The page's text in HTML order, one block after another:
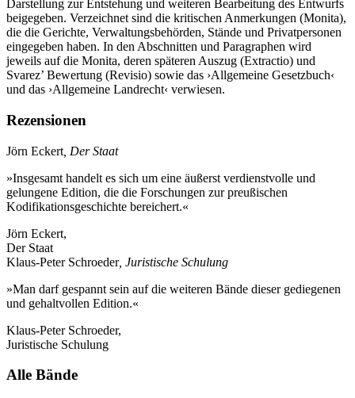
Darstellung zur Entstehung und weiteren Bearbeitung des Entwurfs
beigegeben. Verzeichnet sind die kritischen Anmerkungen (Monita),
die die Gerichte, Verwaltungsbehörden, Stände und Privatpersonen
eingegeben haben. In den Abschnitten und Paragraphen wird
jeweils auf die Monita, deren späteren Auszug (Extractio) und
Svarez’ Bewertung (Revisio) sowie das ›Allgemeine Gesetzbuch‹
und das ›Allgemeine Landrecht‹ verwiesen.
Rezensionen
Jörn Eckert , Der Staat
»Insgesamt handelt es sich um eine äußerst verdienstvolle und
gelungene Edition, die die Forschungen zur preußischen
Kodifikationsgeschichte bereichert.«
Jörn Eckert,
Der Staat
Klaus-Peter Schroeder, Juristische Schulung
»Man darf gespannt sein auf die weiteren Bände dieser gediegenen
und gehaltvollen Edition.«
Klaus-Peter Schroeder,
Juristische Schulung
Alle Bände